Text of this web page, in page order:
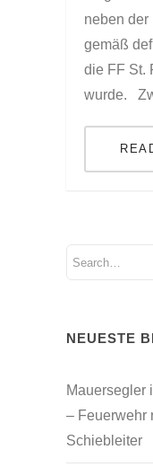
neben der
gemäß
die FF St.
wurde.
NEUESTE
Mauersegler
– Feuerwehr
Schiebleiter